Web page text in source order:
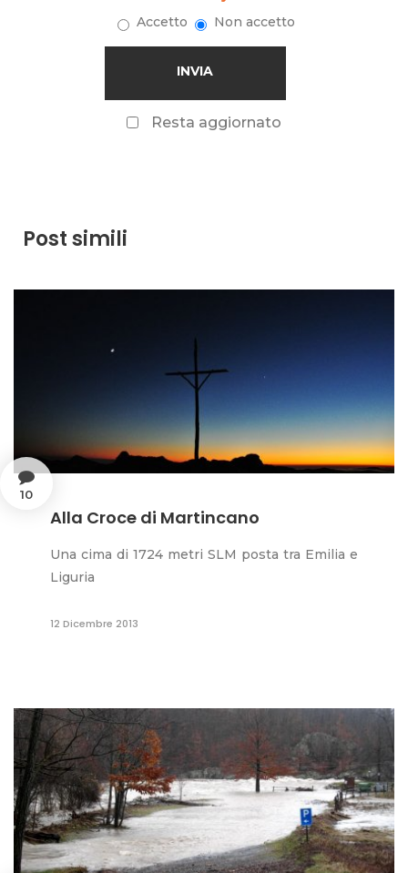
Accetto
Non accetto
Resta aggiornato
Post simili
10
Alla Croce di Martincano
Una cima di 1724 metri SLM posta tra Emilia e
Liguria
12 Dicembre 2013